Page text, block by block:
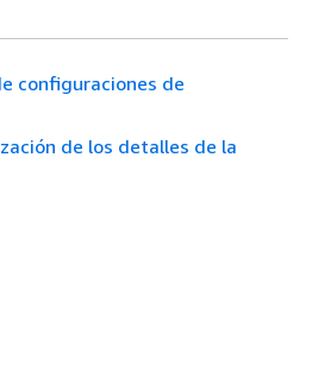
configuraciones de
de los detalles de la